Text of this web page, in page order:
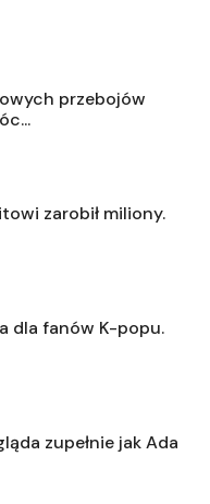
przebojów
zarobił miliony.
dla fanów K-popu.
zupełnie jak Ada